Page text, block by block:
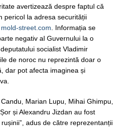
avertizează despre faptul că
pericol la adresa securității
mold-street.com . Informația se
negativ al Guvernului la o
socialist Vladimir
de noroc nu reprezintă doar o
dar pot afecta imaginea și
Marian Lupu, Mihai Ghimpu,
și Alexandru Jizdan au fost
adus de către reprezentanții